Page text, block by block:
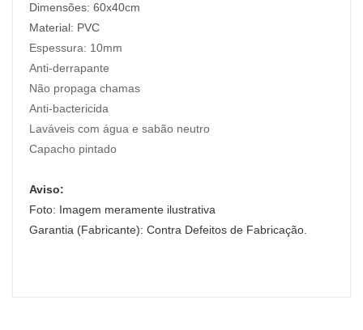
Dimensões: 60x40cm
Material: PVC
Espessura: 10mm
Anti-derrapante
Não propaga chamas
Anti-bactericida
Laváveis com água e sabão neutro
Capacho pintado
Aviso:
Foto: Imagem meramente ilustrativa
Garantia (Fabricante): Contra Defeitos de Fabricação.